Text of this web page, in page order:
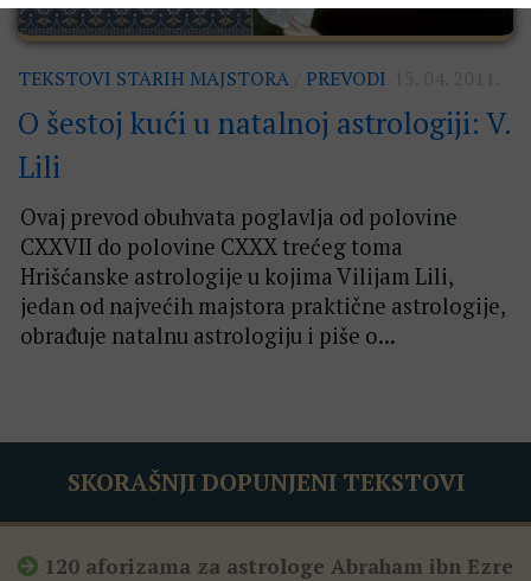
TEKSTOVI STARIH MAJSTORA PREVODI
O šestoj kući u natalnoj astrologiji: V.
Lili
Ovaj prevod obuhvata poglavlja od polovine
CXXVII do polovine CXXX trećeg toma
Hrišćanske astrologije u kojima Vilijam Lili,
jedan od najvećih majstora praktične astrologije,
obrađuje natalnu astrologiju i piše o...
SKORAŠNJI DOPUNJENI TEKSTOVI
120 aforizama za astrologe Abraham ibn Ezre